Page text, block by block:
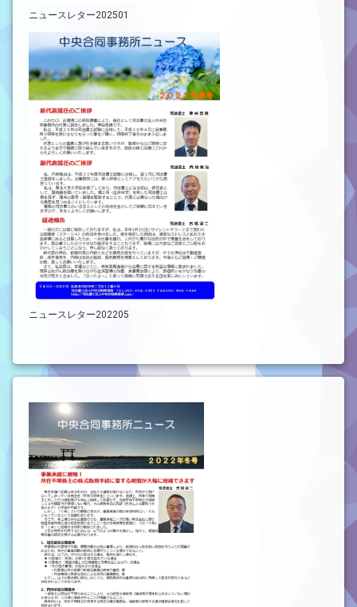
ニュースレター202501
ニュースレター202205